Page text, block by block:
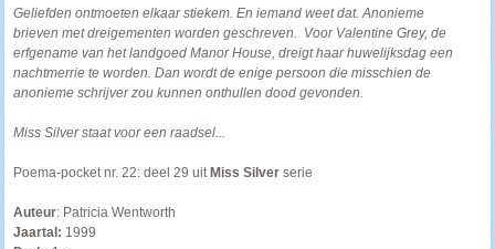
Geliefden ontmoeten elkaar stiekem. En iemand weet dat. Anonieme
brieven met dreigementen worden geschreven. Voor Valentine Grey, de
erfgename van het landgoed Manor House, dreigt haar huwelijksdag een
nachtmerrie te worden. Dan wordt de enige persoon die misschien de
anonieme schrijver zou kunnen onthullen dood gevonden.
Miss Silver staat voor een raadsel...
Poema-pocket nr. 22: deel 29 uit Miss Silver serie
Auteur: Patricia Wentworth
Jaartal: 1999